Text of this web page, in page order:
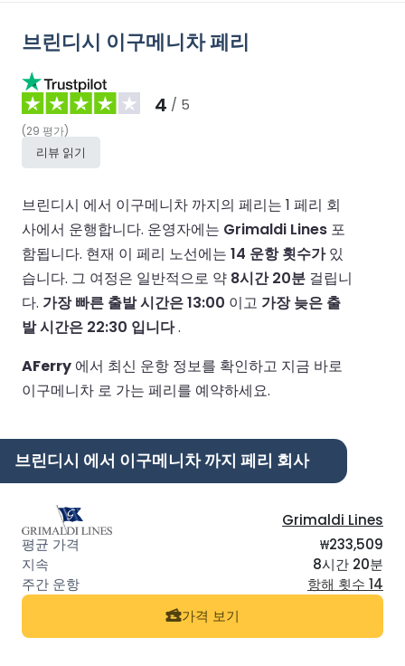
브린디시 이구메니차 페리
4 / 5
(29 평가)
리뷰 읽기
브린디시 에서 이구메니차 까지의 페리는 1 페리 회
사에서 운행합니다. 운영자에는 Grimaldi Lines 포
함됩니다. 현재 이 페리 노선에는 14 운항 횟수가있
습니다. 그 여정은 일반적으로 약 8시간 20분 걸립니
다. 가장 빠른 출발 시간은 13:00 이고 가장 늦은 출
발 시간은 22:30 입니다.
AFerry 에서 최신 운항 정보를 확인하고 지금 바로
이구메니차 로 가는 페리를 예약하세요.
브린디시 에서 이구메니차 까지 페리 회사
Grimaldi Lines
₩233,509
8시간 20분
항해 횟수 14
가격 보기